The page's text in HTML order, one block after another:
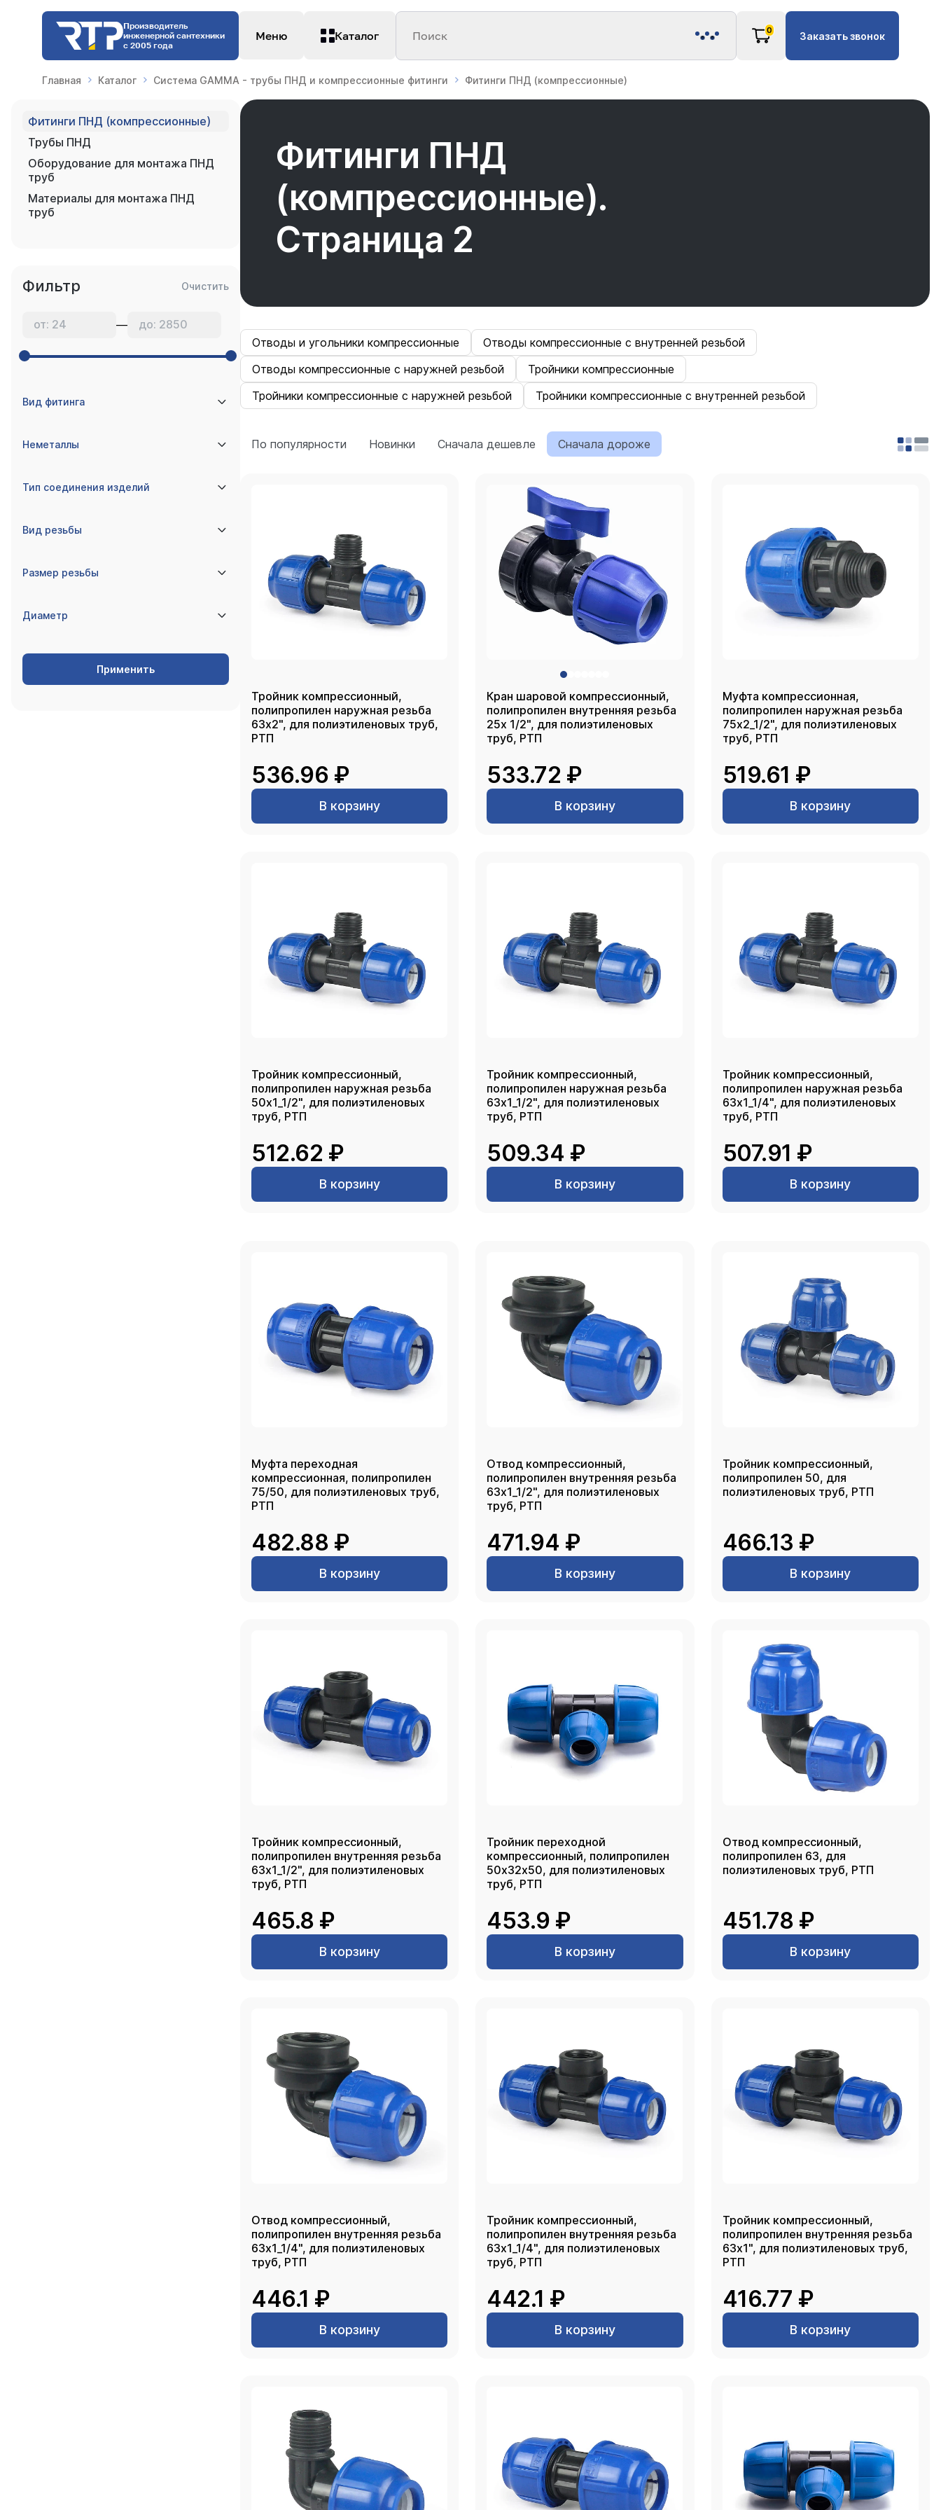
Производитель
инженерной сантехники
с 2005 года
Меню Каталог Поиск 0 Заказать звонок
Главная Каталог Система GAMMA - трубы ПНД и компрессионные фитинги Фитинги ПНД (компрессионные)
Фитинги ПНД (компрессионные)
Трубы ПНД
Оборудование для монтажа ПНД
труб
Материалы для монтажа ПНД
труб
Фильтр Очистить
—
Вид фитинга
Неметаллы
Тип соединения изделий
Вид резьбы
Размер резьбы
Диаметр
Применить
Фитинги ПНД
(компрессионные).
Страница 2
Отводы и угольники компрессионные
Отводы компрессионные с внутренней резьбой
Отводы компрессионные с наружней резьбой
Тройники компрессионные
Тройники компрессионные с наружней резьбой
Тройники компрессионные с внутренней резьбой
По популярности Новинки Сначала дешевле Сначала дороже
Тройник компрессионный,
полипропилен наружная резьба
63х2", для полиэтиленовых труб,
РТП
536.96 ₽
В корзину
Кран шаровой компрессионный,
полипропилен внутренняя резьба
25х 1/2", для полиэтиленовых
труб, РТП
533.72 ₽
В корзину
Муфта компрессионная,
полипропилен наружная резьба
75х2_1/2", для полиэтиленовых
труб, РТП
519.61 ₽
В корзину
Тройник компрессионный,
полипропилен наружная резьба
50х1_1/2", для полиэтиленовых
труб, РТП
512.62 ₽
В корзину
Тройник компрессионный,
полипропилен наружная резьба
63х1_1/2", для полиэтиленовых
труб, РТП
509.34 ₽
В корзину
Тройник компрессионный,
полипропилен наружная резьба
63х1_1/4", для полиэтиленовых
труб, РТП
507.91 ₽
В корзину
Муфта переходная
компрессионная, полипропилен
75/50, для полиэтиленовых труб,
РТП
482.88 ₽
В корзину
Отвод компрессионный,
полипропилен внутренняя резьба
63х1_1/2", для полиэтиленовых
труб, РТП
471.94 ₽
В корзину
Тройник компрессионный,
полипропилен 50, для
полиэтиленовых труб, РТП
466.13 ₽
В корзину
Тройник компрессионный,
полипропилен внутренняя резьба
63х1_1/2", для полиэтиленовых
труб, РТП
465.8 ₽
В корзину
Тройник переходной
компрессионный, полипропилен
50х32х50, для полиэтиленовых
труб, РТП
453.9 ₽
В корзину
Отвод компрессионный,
полипропилен 63, для
полиэтиленовых труб, РТП
451.78 ₽
В корзину
Отвод компрессионный,
полипропилен внутренняя резьба
63х1_1/4", для полиэтиленовых
труб, РТП
446.1 ₽
В корзину
Тройник компрессионный,
полипропилен внутренняя резьба
63х1_1/4", для полиэтиленовых
труб, РТП
442.1 ₽
В корзину
Тройник компрессионный,
полипропилен внутренняя резьба
63х1", для полиэтиленовых труб,
РТП
416.77 ₽
В корзину